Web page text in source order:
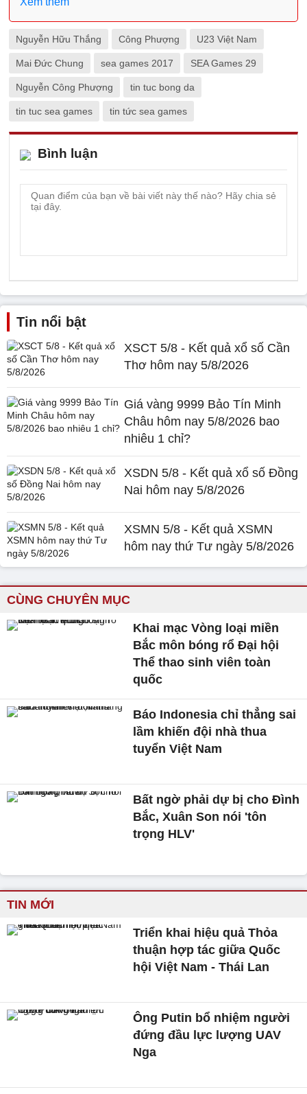
Nguyễn Hữu Thắng Công Phượng U23 Việt Nam
Mai Đức Chung sea games 2017 SEA Games 29
Nguyễn Công Phượng tin tuc bong da
tin tuc sea games tin tức sea games
Bình luận
Tin nổi bật
XSCT 5/8 - Kết quả xổ số Cần
Thơ hôm nay 5/8/2026
Giá vàng 9999 Bảo Tín Minh
Châu hôm nay 5/8/2026 bao
nhiêu 1 chỉ?
XSDN 5/8 - Kết quả xổ số Đồng
Nai hôm nay 5/8/2026
XSMN 5/8 - Kết quả XSMN
hôm nay thứ Tư ngày 5/8/2026
CÙNG CHUYÊN MỤC
Khai mạc Vòng loại miền
Bắc môn bóng rổ Đại hội
Thể thao sinh viên toàn
quốc
Báo Indonesia chỉ thẳng sai
lầm khiến đội nhà thua
tuyển Việt Nam
Bất ngờ phải dự bị cho Đình
Bắc, Xuân Son nói 'tôn
trọng HLV'
TIN MỚI
Triển khai hiệu quả Thỏa
thuận hợp tác giữa Quốc
hội Việt Nam - Thái Lan
Ông Putin bổ nhiệm người
đứng đầu lực lượng UAV
Nga